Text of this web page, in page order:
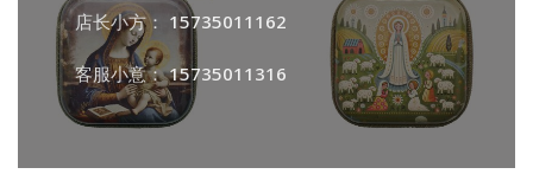
店长小方： 15735011162
客服小意：15735011316